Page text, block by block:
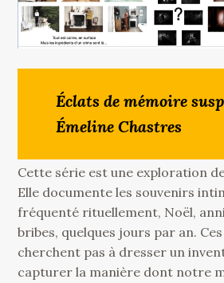
Éclats de mémoire
Émeline Chastres
Cette série est une exploration
Elle documente les souvenirs
fréquenté rituellement, Noël,
bribes, quelques jours par an.
cherchent pas à dresser un
capturer la manière dont notre